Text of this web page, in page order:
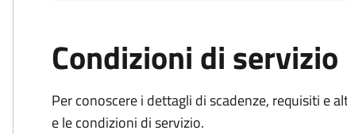
Condizioni di servizio
Per conoscere i dettagli di scadenze, requisiti e
e le condizioni di servizio.